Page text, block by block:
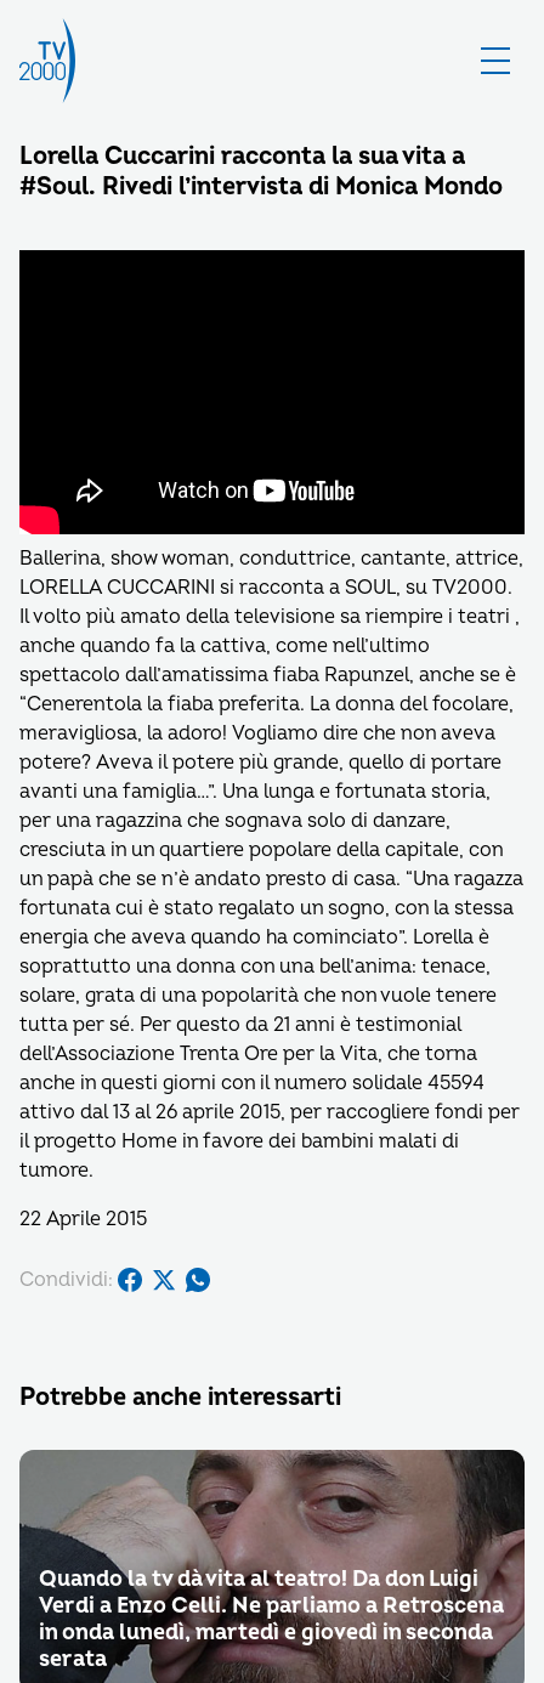
Lorella Cuccarini racconta la sua vita a
#Soul. Rivedi l’intervista di Monica Mondo
Ballerina, show woman, conduttrice, cantante, attrice,
LORELLA CUCCARINI si racconta a SOUL, su TV2000.
Il volto più amato della televisione sa riempire i teatri ,
anche quando fa la cattiva, come nell’ultimo
spettacolo dall’amatissima fiaba Rapunzel, anche se è
“Cenerentola la fiaba preferita. La donna del focolare,
meravigliosa, la adoro! Vogliamo dire che non aveva
potere? Aveva il potere più grande, quello di portare
avanti una famiglia…”. Una lunga e fortunata storia,
per una ragazzina che sognava solo di danzare,
cresciuta in un quartiere popolare della capitale, con
un papà che se n’è andato presto di casa. “Una ragazza
fortunata cui è stato regalato un sogno, con la stessa
energia che aveva quando ha cominciato”. Lorella è
soprattutto una donna con una bell’anima: tenace,
solare, grata di una popolarità che non vuole tenere
tutta per sé. Per questo da 21 anni è testimonial
dell’Associazione Trenta Ore per la Vita, che torna
anche in questi giorni con il numero solidale 45594
attivo dal 13 al 26 aprile 2015, per raccogliere fondi per
il progetto Home in favore dei bambini malati di
tumore.
22 Aprile 2015
Condividi:
Potrebbe anche interessarti
Quando la tv dà vita al teatro! Da don Luigi
Verdi a Enzo Celli. Ne parliamo a Retroscena
in onda lunedì, martedì e giovedì in seconda
serata